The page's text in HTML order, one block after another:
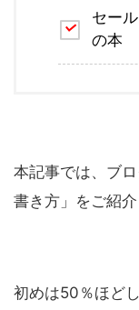
セー
の本
本記事では、ブ
書き方」をご紹介
初めは50％ほど